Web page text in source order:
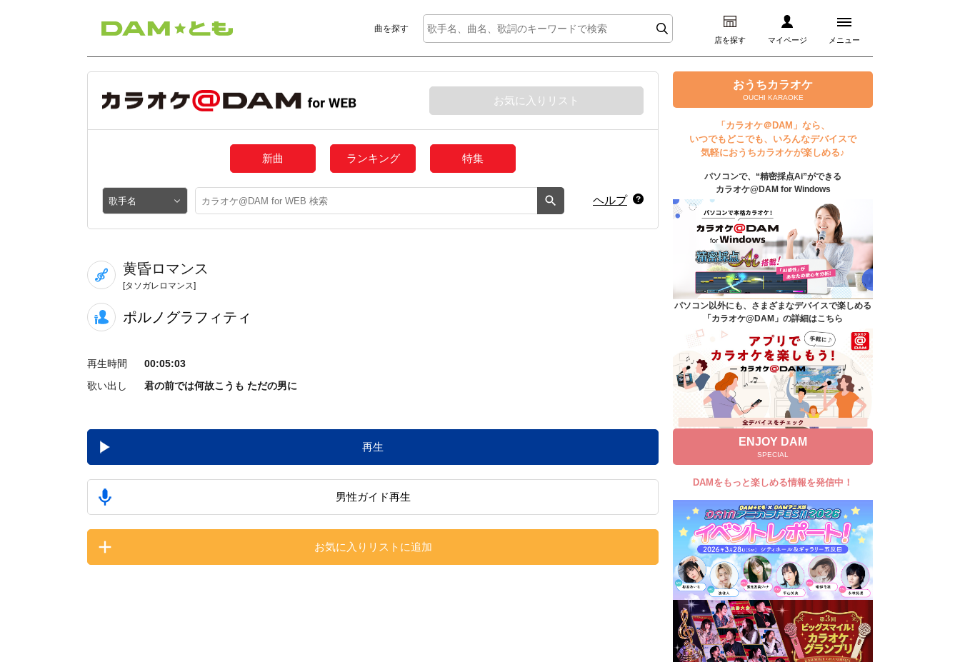
曲を探す
店を探す マイページ メニュー
ログイン
マイページ
プレミアムサービス
DAM★とも動画
DAM★とも録音
カラオケ＠DAM
ユーザー検索
キャンペーン
よくあるご質問
DAMの新曲・ランキングなど
カラオケ最新情報をチェック！
自宅でカラオケ歌い放題！
家族や友達と一緒に！練習にも！
お気に入りリスト
新曲 ランキング 特集
ヘルプ
黄昏ロマンス
[タソガレロマンス]
ポルノグラフィティ
再生時間
00:05:03
歌い出し
君の前では何故こうも ただの男に
再生
男性ガイド再生
お気に入りリストに追加
おうちカラオケ
OUCHI KARAOKE
「カラオケ＠DAM」なら、
いつでもどこでも、いろんなデバイスで
気軽におうちカラオケが楽しめる♪
パソコンで、“精密採点Ai”ができる
カラオケ@DAM for Windows
パソコン以外にも、さまざまなデバイスで楽しめる
「カラオケ@DAM」の詳細はこちら
ENJOY DAM
SPECIAL
DAMをもっと楽しめる情報を発信中！